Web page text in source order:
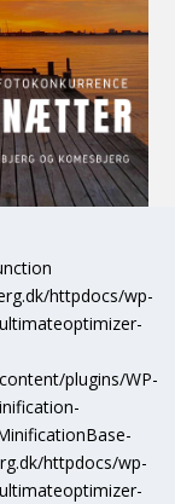
httpdocs/wp-
plugins/WP-
httpdocs/wp-